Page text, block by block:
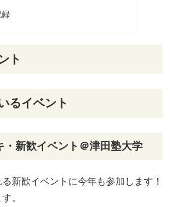
録
ト
るイベント
新歓イベント＠津田塾大学
新歓イベントに今年も参加します！
。